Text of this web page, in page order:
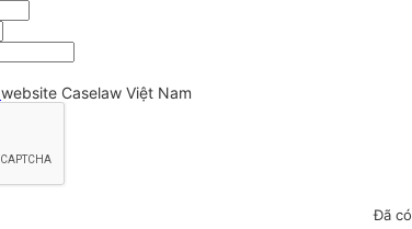
website Caselaw Việt Nam
Đã